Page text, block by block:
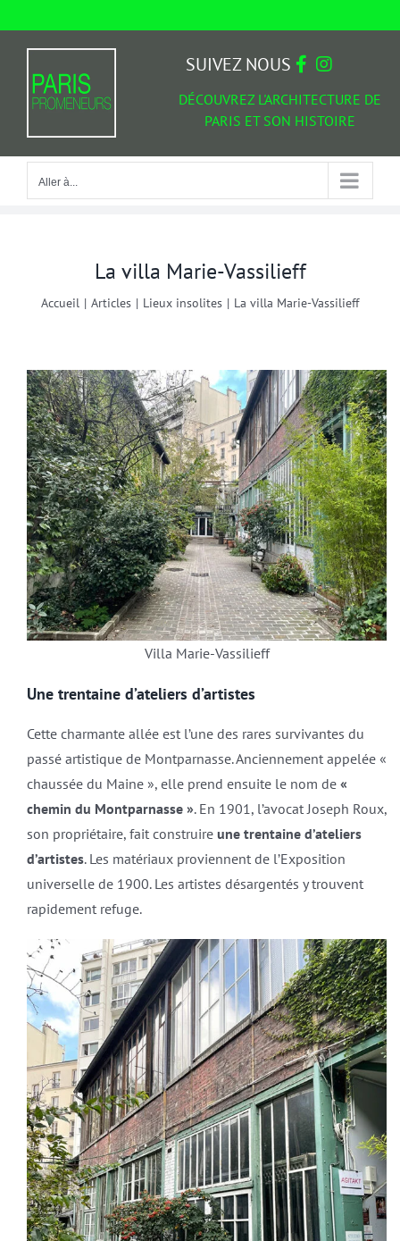
Aller à...
DÉCOUVREZ L'ARCHITECTURE DE
PARIS ET SON HISTOIRE
SUIVEZ NOUS
Aller à...
La villa Marie-Vassilieff
Accueil | Articles | Lieux insolites | La villa Marie-Vassilieff
Villa Marie-Vassilieff
Une trentaine d’ateliers d’artistes
Cette charmante allée est l’une des rares survivantes du
passé artistique de Montparnasse. Anciennement appelée «
chaussée du Maine », elle prend ensuite le nom de «
chemin du Montparnasse ». En 1901, l’avocat Joseph Roux,
son propriétaire, fait construire une trentaine d’ateliers
d’artistes. Les matériaux proviennent de l’Exposition
universelle de 1900. Les artistes désargentés y trouvent
rapidement refuge.